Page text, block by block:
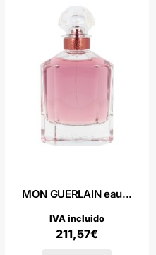
MON GUERLAIN eau...
211,57€
IVA incluido